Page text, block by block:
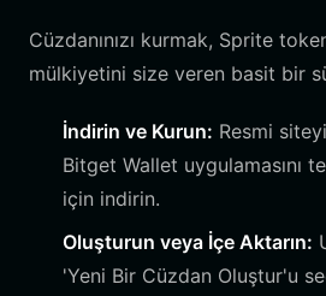
Cüzdanınızı kurmak, Sprite
mülkiyetini size veren basit bir
İndirin ve Kurun: Resmi
Bitget Wallet uygulamasını
için indirin.
Oluşturun veya İçe Aktarın:
'Yeni Bir Cüzdan Oluştur'u